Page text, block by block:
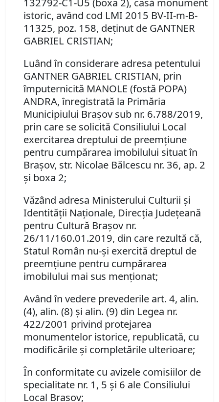
istoric, având cod LMI 2015 BV-II-m-B-
11325, poz. 158, deţinut de GANTNER
GABRIEL CRISTIAN;
Luând în considerare adresa petentului
GANTNER GABRIEL CRISTIAN, prin
împuternicită MANOLE (fostă POPA)
ANDRA,înregistrată la Primăria
Municipiului Braşov sub nr. 6.788/2019,
prin care se solicită Consiliului Local
exercitarea dreptului de preemţiune
pentru cumpărarea imobilului situat în
Braşov, str. Nicolae Bălcescu nr. 36, ap. 2
şi boxa 2;
Văzând adresa Ministerului Culturii şi
Identităţii Naţionale, Direcţia Judeţeană
pentru Cultură Braşov nr.
26/11/160.01.2019, din care rezultă că,
Statul Român nu-şi exercită dreptul de
preemţiune pentru cumpărarea
imobilului mai sus menţionat;
Având în vedere prevederile art. 4, alin.
(4), alin. (8) şi alin. (9) din Legea nr.
422/2001 privind protejarea
monumentelor istorice, republicată, cu
modificările şi completările ulterioare;
În conformitate cu avizele comisiilor de
specialitate nr. 1, 5 şi 6 ale Consiliului
Local Braşov;